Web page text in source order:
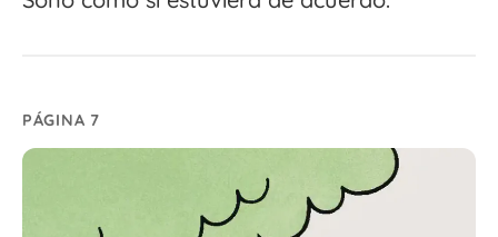
PÁGINA 7